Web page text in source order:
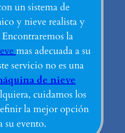
un sistema de
y nieve realista y
la
mas adecuada a su
servicio no es una
de nieve
cuidamos los
la mejor opción
su evento.